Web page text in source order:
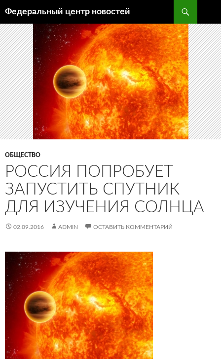
Федеральный центр новостей
К
СОДЕРЖИМОМУ
ОБЩЕСТВО
РОССИЯ ПОПРОБУЕТ
ЗАПУСТИТЬ СПУТНИК
ДЛЯ ИЗУЧЕНИЯ СОЛНЦА
02.09.2016 ADMIN ОСТАВИТЬ КОММЕНТАРИЙ